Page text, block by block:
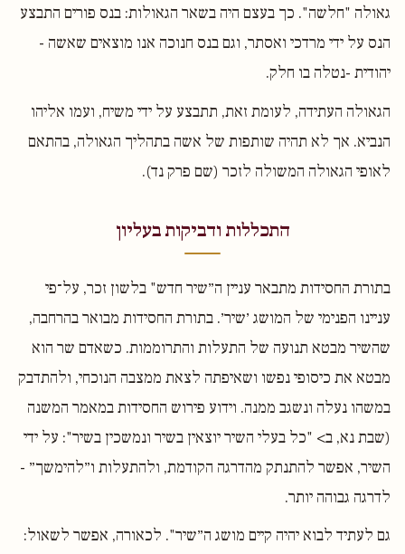
גאולה "חלשה". כך בעצם היה בשאר הגאולות: בנס פורים התבצע
הנס על ידי מרדכי ואסתר, וגם בנס חנוכה אנו מוצאים שאשה -
יהודית -נטלה בו חלק.
הגאולה העתידה, לעומת זאת, תתבצע על ידי משיח, ועמו אליהו
הנביא. אך לא תהיה שותפות של אשה בתהליך הגאולה, בהתאם
לאופי הגאולה המשולה לזכר (שם פרק נד).
התכללות ודביקות בעליון
בתורת החסידות מתבאר עניין ה״שיר חדש" בלשון זכר, על־פי
עניינו הפנימי של המושג ׳שיר׳. בתורת החסידות מבואר בהרחבה,
שהשיר מבטא תנועה של התעלות והתרוממות. כשאדם שר הוא
מבטא את כיסופי נפשו ושאיפתה לצאת ממצבה הנוכחי, ולהתדבק
במשהו נעלה ונשגב ממנה. וידוע פירוש החסידות במאמר המשנה
(שבת נא, ב> "כל בעלי השיר יוצאין בשיר ונמשכין בשיר": על ידי
השיר, אפשר להתנתק מהדרגה הקודמת, ולהתעלות ו״להימשך״ -
לדרגה גבוהה יותר.
גם לעתיד לבוא יהיה קיים מושג ה״שיר". לכאורה, אפשר לשאול: